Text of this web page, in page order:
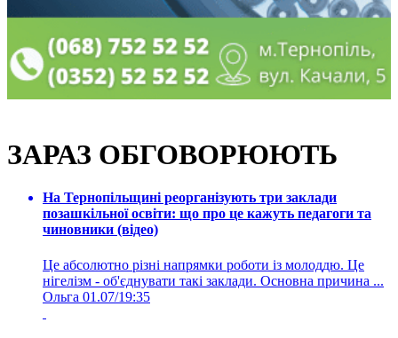
ЗАРАЗ ОБГОВОРЮЮТЬ
На Тернопільщині реорганізують три заклади
позашкільної освіти: що про це кажуть педагоги та
чиновники (відео)
Це абсолютно різні напрямки роботи із молоддю. Це
нігелізм - об'єднувати такі заклади. Основна причина ...
Ольга 01.07/19:35